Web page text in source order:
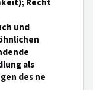
und
als
des ne